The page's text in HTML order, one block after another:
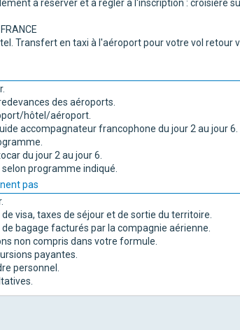
à réserver et à régler à l'inscription : croisière
Transfert en taxi à l'aéroport pour votre vol retour
des aéroports.
hôtel/aéroport.
accompagnateur francophone du jour 2 au jour 6.
du jour 2 au jour 6.
programme indiqué.
pas
visa, taxes de séjour et de sortie du territoire.
bagage facturés par la compagnie aérienne.
non compris dans votre formule.
payantes.
personnel.